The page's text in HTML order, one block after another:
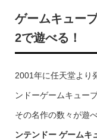
ゲームキュー
2で遊べる！
2001年に任天堂より
ンドーゲームキューブ
その名作の数々が遊
ンテンドー ゲーム